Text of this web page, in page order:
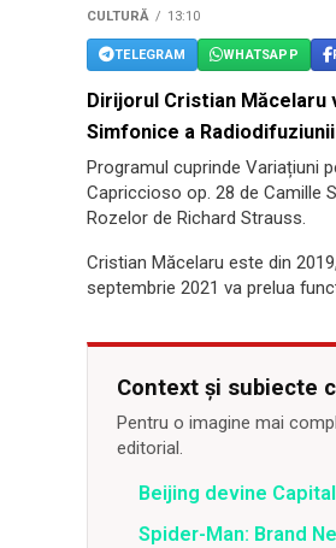
CULTURĂ 13:10
TELEGRAM WHATSAPP
Dirijorul Cristian Măcelaru
Simfonice a
Programul cuprinde Variațiuni
Capriccioso op. 28 de Camille
Rozelor de Richard Strauss.
Cristian Măcelaru este din
septembrie 2021 va prelua
Context și subiecte
Pentru o imagine mai
editorial.
Beijing devine
Spider-Man: Brand